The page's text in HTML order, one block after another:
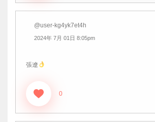
@user-kg4yk7et4h
2024年 7月 01日 8:05pm
張遼
0